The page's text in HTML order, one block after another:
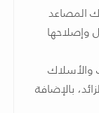
المصاعد
والأسلاك
بالإضافة